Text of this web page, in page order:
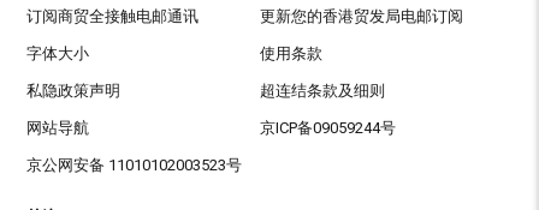
订阅商贸全接触电邮通讯 更新您的香港贸发局电邮订阅
字体大小 使用条款
私隐政策声明 超连结条款及细则
网站导航 京ICP备09059244号
京公网安备 11010102003523号